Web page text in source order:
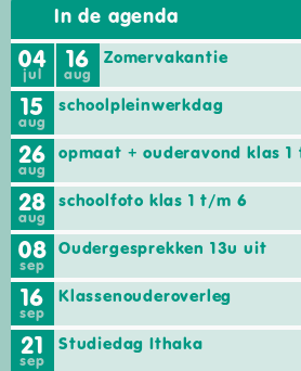
In de agenda
04
jul 16
aug
Zomervakantie
15
aug
schoolpleinwerkdag
26
aug
opmaat + ouderavond klas
28
aug
schoolfoto klas 1 t/m 6
08
sep
Oudergesprekken 13u uit
16
sep
Klassenouderoverleg
21
sep
Studiedag Ithaka